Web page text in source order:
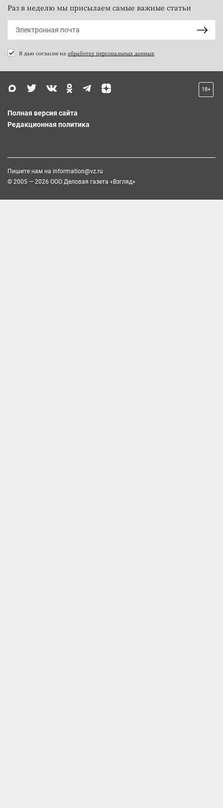
Раз в неделю мы присылаем самые важные статьи
Я даю согласие на обработку персональных данных
18+
Полная версия сайта
Редакционная политика
Пишите нам на information@vz.ru
© 2005 — 2026 ООО Деловая газета «Взгляд»